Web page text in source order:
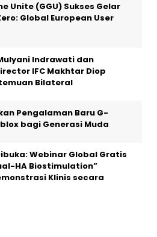
Unite (GGU) Sukses Gelar
Global European User
Indrawati dan
IFC Makhtar Diop
Bilateral
Pengalaman Baru G-
bagi Generasi Muda
Webinar Global Gratis
HA Biostimulation”
Klinis secara